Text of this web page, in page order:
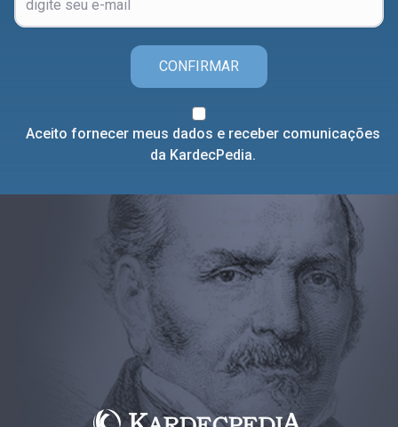
CONFIRMAR
Aceito fornecer meus dados e receber comunicações
da KardecPedia.